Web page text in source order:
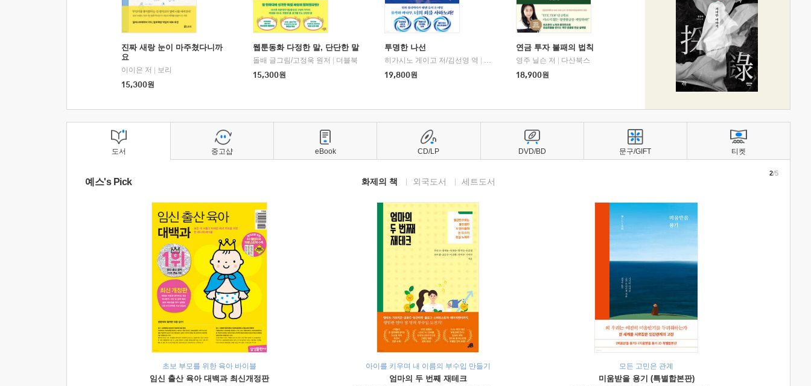
진짜 새랑 눈이 마주쳤다니까
요
이이은 저
보리
15,300원
웹툰동화 다정한 말, 단단한 말
돌배 글그림/고정욱 원저
더블북
15,300원
투명한 나선
히가시노 게이고 저/김선영 역
북다
19,800원
연금 투자 불패의 법칙
영주 닐슨 저
다산북스
18,900원
도서
예스's Pick 화제의 책 외국도서 세트도서
초보 부모를 위한 육아 바이블
임신 출산 육아 대백과 최신개정판
아이를 키우며 내 이름의 부수입 만들기
엄마의 두 번째 재테크
모든 고민은 관계
미움받을 용기 (특별합본판)
2/5
중고샵 eBook CD/LP DVD/BD 문구/GIFT 티켓